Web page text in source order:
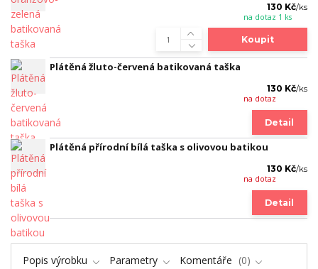
130 Kč/ks
na dotaz 1 ks
Koupit
Plátěná žluto-červená batikovaná taška
130 Kč/ks
na dotaz
Detail
Plátěná přírodní bílá taška s olivovou batikou
130 Kč/ks
na dotaz
Detail
Popis výrobku Parametry Komentáře 0